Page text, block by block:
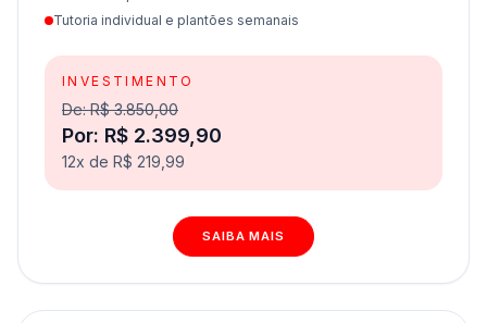
Tutoria individual e plantões semanais
INVESTIMENTO
De: R$ 3.850,00
Por: R$ 2.399,90
12x de R$ 219,99
SAIBA MAIS